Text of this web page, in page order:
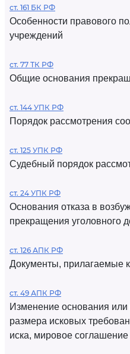
ст. 161 БК РФ
Особенности правового
учреждений
ст. 77 ТК РФ
Общие основания
ст. 144 УПК РФ
Порядок рассмотрения
ст. 125 УПК РФ
Судебный порядок
ст. 24 УПК РФ
Основания отказа в
прекращения уголовного
ст. 126 АПК РФ
Документы, прилагаемые
ст. 49 АПК РФ
Изменение основания
размера исковых
иска, мировое соглашение